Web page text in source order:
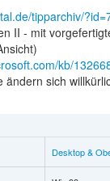
tipparchiv/
II - mit
kb/
ändern sich
Desktop &